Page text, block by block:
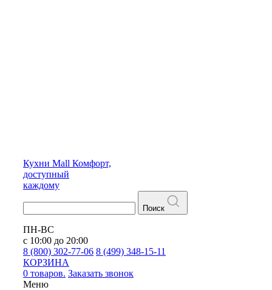
Кухни Mall Комфорт,
доступный
каждому
Поиск
ПН-ВС
с 10:00 до 20:00
8 (800) 302-77-06 8 (499) 348-15-11
КОРЗИНА
0 товаров. Заказать звонок
Меню